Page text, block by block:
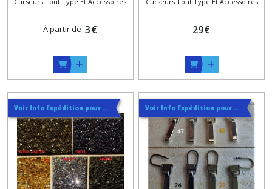
Glissieres
À partir de 3€
, ciseaux , coupe fil ,
29€
Voir Info Expédition pour Régler les Frais de Port au Meilleur Prix , En haut d'ecran à Droite Voir Info Expédition pour Régler les Frais de Port au Meilleur Prix , En haut d'ecran à Droite